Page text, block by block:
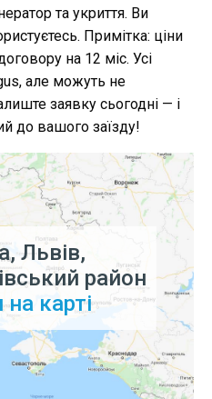
та укриття. Ви
Примітка: ціни
на 12 міс. Усі
але можуть не
заявку сьогодні — і
до вашого заїзду!
Львів,
район
карті